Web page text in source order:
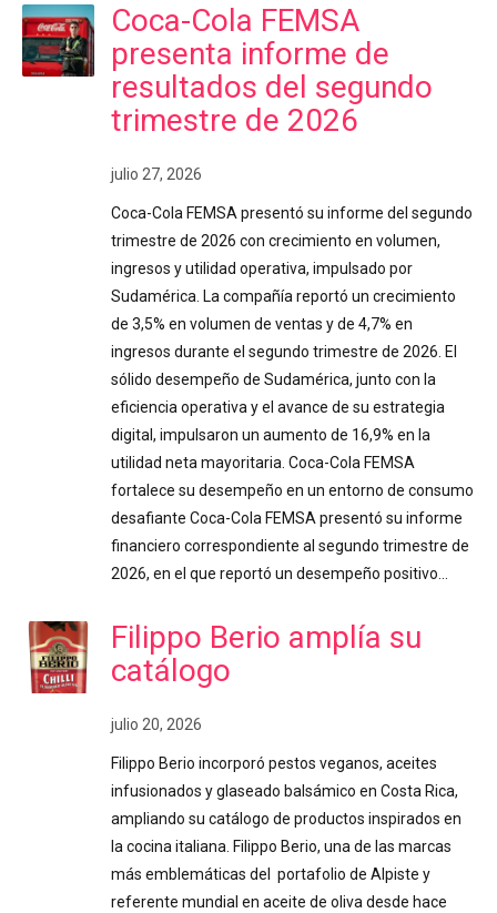
Coca-Cola FEMSA
presenta informe de
resultados del segundo
trimestre de 2026
julio 27, 2026
Coca-Cola FEMSA presentó su informe del segundo
trimestre de 2026 con crecimiento en volumen,
ingresos y utilidad operativa, impulsado por
Sudamérica. La compañía reportó un crecimiento
de 3,5% en volumen de ventas y de 4,7% en
ingresos durante el segundo trimestre de 2026. El
sólido desempeño de Sudamérica, junto con la
eficiencia operativa y el avance de su estrategia
digital, impulsaron un aumento de 16,9% en la
utilidad neta mayoritaria. Coca-Cola FEMSA
fortalece su desempeño en un entorno de consumo
desafiante Coca-Cola FEMSA presentó su informe
financiero correspondiente al segundo trimestre de
2026, en el que reportó un desempeño positivo…
Filippo Berio amplía su
catálogo
julio 20, 2026
Filippo Berio incorporó pestos veganos, aceites
infusionados y glaseado balsámico en Costa Rica,
ampliando su catálogo de productos inspirados en
la cocina italiana. Filippo Berio, una de las marcas
más emblemáticas del portafolio de Alpiste y
referente mundial en aceite de oliva desde hace